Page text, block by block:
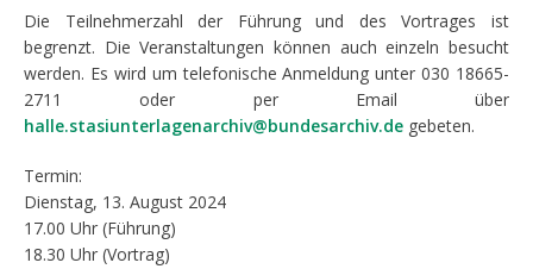
Die Teilnehmerzahl der Führung und des Vortrages ist
begrenzt. Die Veranstaltungen können auch einzeln besucht
werden. Es wird um telefonische Anmeldung unter 030 18665-
2711 oder per Email über
halle.stasiunterlagenarchiv@bundesarchiv.de gebeten.
Termin:
Dienstag, 13. August 2024
17.00 Uhr (Führung)
18.30 Uhr (Vortrag)